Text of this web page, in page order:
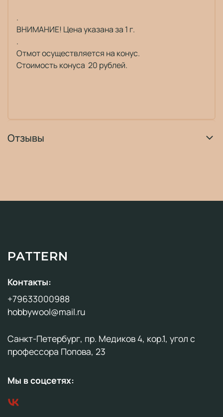
.
ВНИМАНИЕ! Цена указана за 1 г.
.
Отмот осуществляется на конус.
Стоимость конуса 20 рублей.
Отзывы
PATTERN
Контакты:
+79633000988
hobbywool@mail.ru
Санкт-Петербург, пр. Медиков 4, кор.1, угол с
профессора Попова, 23
Мы в соцсетях: